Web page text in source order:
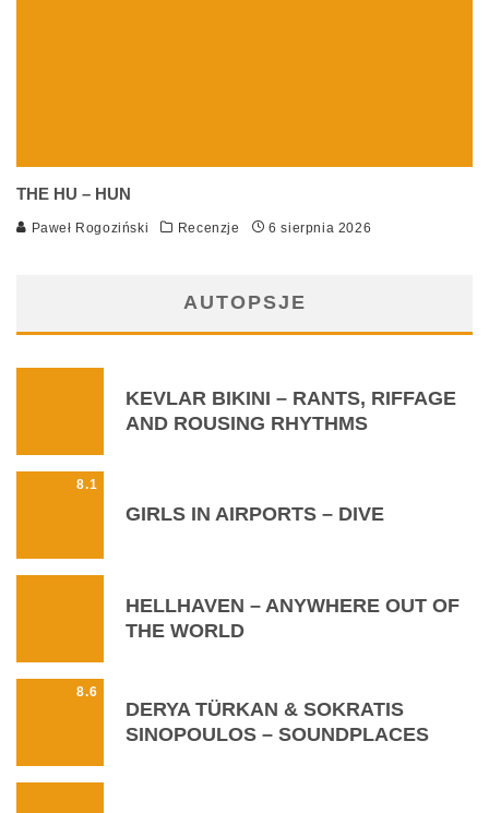
THE HU – HUN
Paweł Rogoziński Recenzje 6 sierpnia 2026
AUTOPSJE
KEVLAR BIKINI – RANTS, RIFFAGE
AND ROUSING RHYTHMS
8.1
GIRLS IN AIRPORTS – DIVE
HELLHAVEN – ANYWHERE OUT OF
THE WORLD
8.6
DERYA TÜRKAN & SOKRATIS
SINOPOULOS – SOUNDPLACES